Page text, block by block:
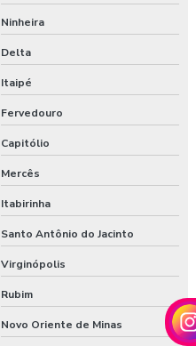
Ninheira
Delta
Itaipé
Fervedouro
Capitólio
Mercês
Itabirinha
Santo Antônio do Jacinto
Virginópolis
Rubim
Novo Oriente de Minas